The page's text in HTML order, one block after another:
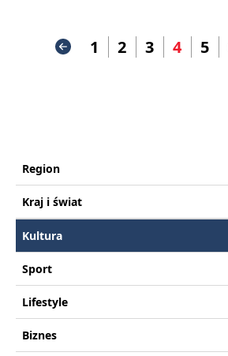
1 2 3 4 5
Region
Kraj i świat
Kultura
Sport
Lifestyle
Biznes